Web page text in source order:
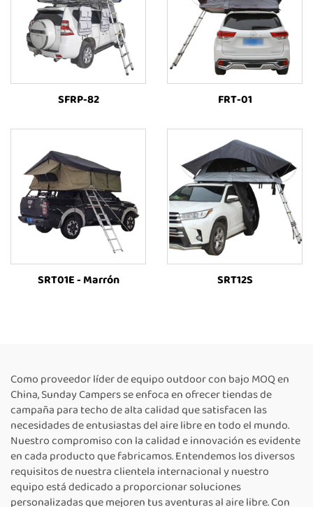
SFRP-82 FRT-01
SRT01E - Marrón SRT12S
Como proveedor líder de equipo outdoor con bajo MOQ en
China, Sunday Campers se enfoca en ofrecer tiendas de
campaña para techo de alta calidad que satisfacen las
necesidades de entusiastas del aire libre en todo el mundo.
Nuestro compromiso con la calidad e innovación es evidente
en cada producto que fabricamos. Entendemos los diversos
requisitos de nuestra clientela internacional y nuestro
equipo está dedicado a proporcionar soluciones
personalizadas que mejoren tus aventuras al aire libre. Con